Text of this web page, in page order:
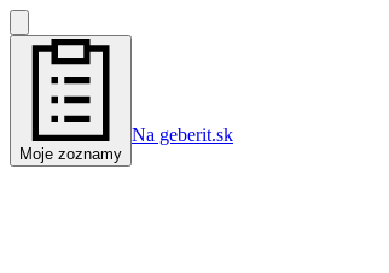
Moje zoznamy
Na geberit.sk